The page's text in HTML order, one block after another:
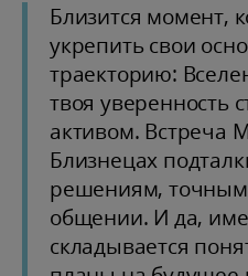
Близится момент,
укрепить свои
траекторию:
твоя уверенность
активом. Встреча
Близнецах
решениям, точным
общении. И да,
складывается